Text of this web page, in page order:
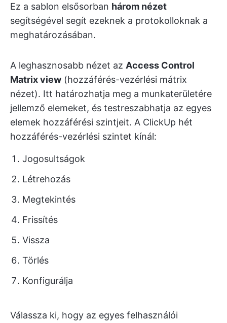
Ez a sablon elsősorban három nézet
segítségével segít ezeknek a protokolloknak a
meghatározásában.
A leghasznosabb nézet az Access Control
Matrix view (hozzáférés-vezérlési mátrix
nézet). Itt határozhatja meg a munkaterületére
jellemző elemeket, és testreszabhatja az egyes
elemek hozzáférési szintjeit. A ClickUp hét
hozzáférés-vezérlési szintet kínál:
Jogosultságok
Létrehozás
Megtekintés
Frissítés
Vissza
Törlés
Konfigurálja
Válassza ki, hogy az egyes felhasználói